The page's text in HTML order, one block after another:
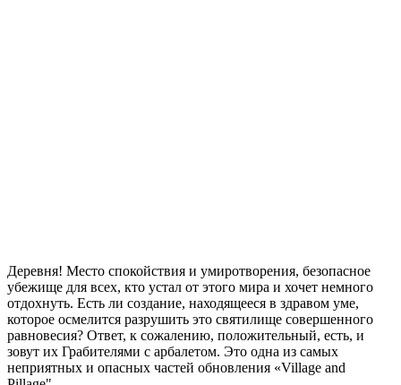
Деревня! Место спокойствия и умиротворения, безопасное
убежище для всех, кто устал от этого мира и хочет немного
отдохнуть. Есть ли создание, находящееся в здравом уме,
которое осмелится разрушить это святилище совершенного
равновесия? Ответ, к сожалению, положительный, есть, и
зовут их Грабителями с арбалетом. Это одна из самых
неприятных и опасных частей обновления «Village and